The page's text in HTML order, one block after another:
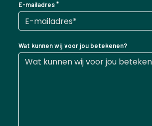
E-mailadres
Wat kunnen wij voor jou betekenen?